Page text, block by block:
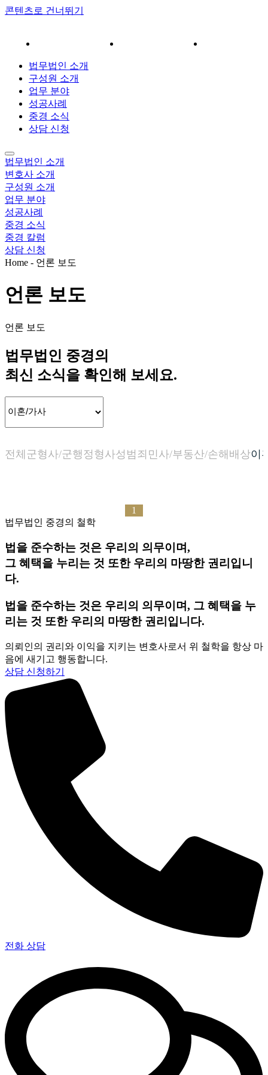
콘텐츠로 건너뛰기
법무법인 소개
구성원 소개
업무 분야
성공사례
중경 소식
상담 신청
법무법인 소개
변호사 소개
구성원 소개
업무 분야
성공사례
중경 소식
중경 칼럼
상담 신청
Home - 언론 보도
언론 보도
언론 보도
법무법인 중경의
최신 소식을 확인해 보세요.
전체 군형사/군행정 형사성범죄 민사/부동산/손해배상이
1
법무법인 중경의 철학
법을 준수하는 것은 우리의 의무이며,
그 혜택을 누리는 것 또한 우리의 마땅한 권리입니
다.
법을 준수하는 것은 우리의 의무이며, 그 혜택을 누
리는 것 또한 우리의 마땅한 권리입니다.
의뢰인의 권리와 이익을 지키는 변호사로서 위 철학을 항상 마
음에 새기고 행동합니다.
상담 신청하기
전화 상담